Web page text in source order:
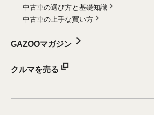
中古車の選び方と基礎知識
中古車の上手な買い方
GAZOOマガジン
クルマを売る